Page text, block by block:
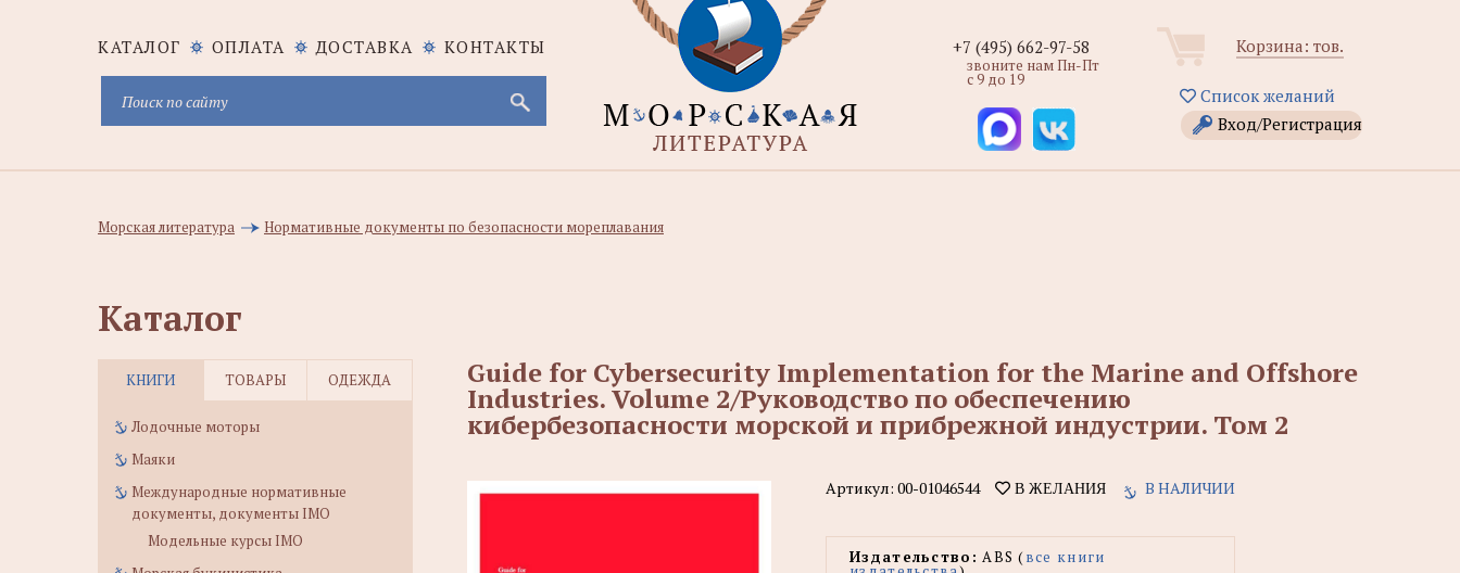
КАТАЛОГ ОПЛАТА ДОСТАВКА КОНТАКТЫ Корзина: тов.
Список желаний
Вход/Регистрация
+7 (495) 662-97-58
звоните нам Пн-Пт
с 9 до 19
Морская литература Нормативные документы по безопасности мореплавания
Каталог
КНИГИ ТОВАРЫ ОДЕЖДА
Лодочные моторы
Маяки
Международные нормативные
документы, документы IMO
Модельные курсы IMO
Guide for Cybersecurity Implementation for the Marine and Offshore
Industries. Volume 2/Руководство по обеспечению
кибербезопасности морской и прибрежной индустрии. Том 2
Артикул: 00-01046544 В ЖЕЛАНИЯ В НАЛИЧИИ
Издательство: ABS (все книги